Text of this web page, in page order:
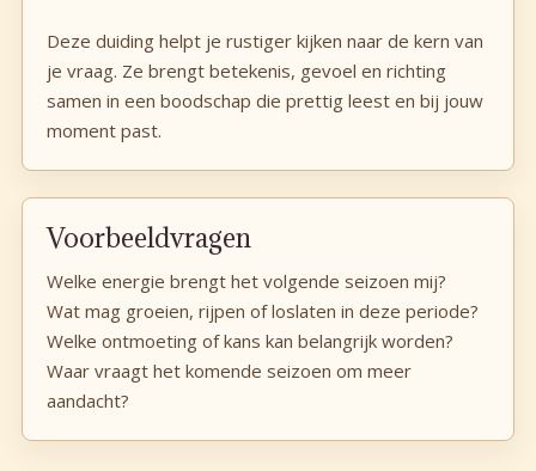
Deze duiding helpt je rustiger kijken naar de kern van
je vraag. Ze brengt betekenis, gevoel en richting
samen in een boodschap die prettig leest en bij jouw
moment past.
Voorbeeldvragen
Welke energie brengt het volgende seizoen mij?
Wat mag groeien, rijpen of loslaten in deze periode?
Welke ontmoeting of kans kan belangrijk worden?
Waar vraagt het komende seizoen om meer
aandacht?